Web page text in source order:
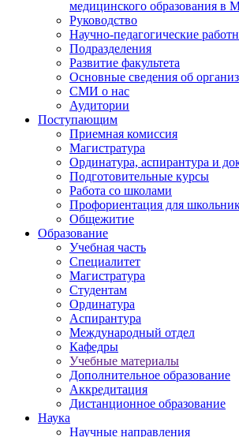
медицинского образования в
Руководство
Научно-педагогические
Подразделения
Развитие факультета
Основные сведения об
СМИ о нас
Аудитории
Поступающим
Приемная комиссия
Магистратура
Ординатура, аспирантура и
Подготовительные курсы
Работа со школами
Профориентация для
Общежитие
Образование
Учебная часть
Специалитет
Магистратура
Студентам
Ординатура
Аспирантура
Международный отдел
Кафедры
Учебные материалы
Дополнительное образование
Аккредитация
Дистанционное образование
Наука
Научные направления